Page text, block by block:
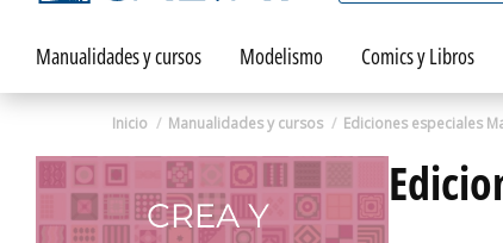
Manualidades y cursos Modelismo Comics y Libros
Inicio Manualidades y cursos Ediciones especiales